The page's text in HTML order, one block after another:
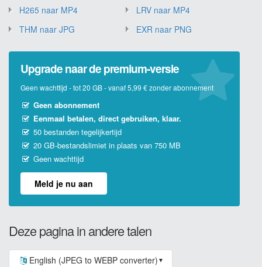
H265 naar MP4
LRV naar MP4
THM naar JPG
EXR naar PNG
Upgrade naar de premium-versie
Geen wachttijd - tot 20 GB - vanaf 5,99 € zonder abonnement
Geen abonnement
Eenmaal betalen, direct gebruiken, klaar.
50 bestanden tegelijkertijd
20 GB-bestandslimiet in plaats van 750 MB
Geen wachttijd
Meld je nu aan
Deze pagina in andere talen
English (JPEG to WEBP converter) ▼